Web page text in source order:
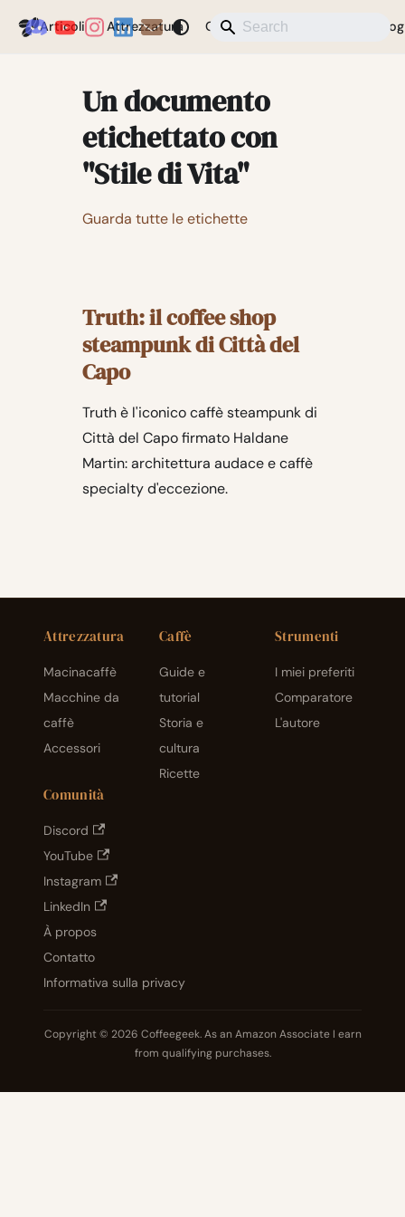
Coffeegeek
Articoli Attrezzatura Caffè Notizie Blog
Un documento
etichettato con
"Stile di Vita"
Guarda tutte le etichette
Truth: il coffee shop
steampunk di Città del
Capo
Truth è l'iconico caffè steampunk di
Città del Capo firmato Haldane
Martin: architettura audace e caffè
specialty d'eccezione.
Attrezzatura
Macinacaffè
Macchine da
caffè
Accessori
Caffè
Guide e
tutorial
Storia e
cultura
Ricette
Strumenti
I miei preferiti
Comparatore
L'autore
Comunità
Discord
YouTube
Instagram
LinkedIn
À propos
Contatto
Informativa sulla privacy
Copyright © 2026 Coffeegeek. As an Amazon Associate I earn
from qualifying purchases.